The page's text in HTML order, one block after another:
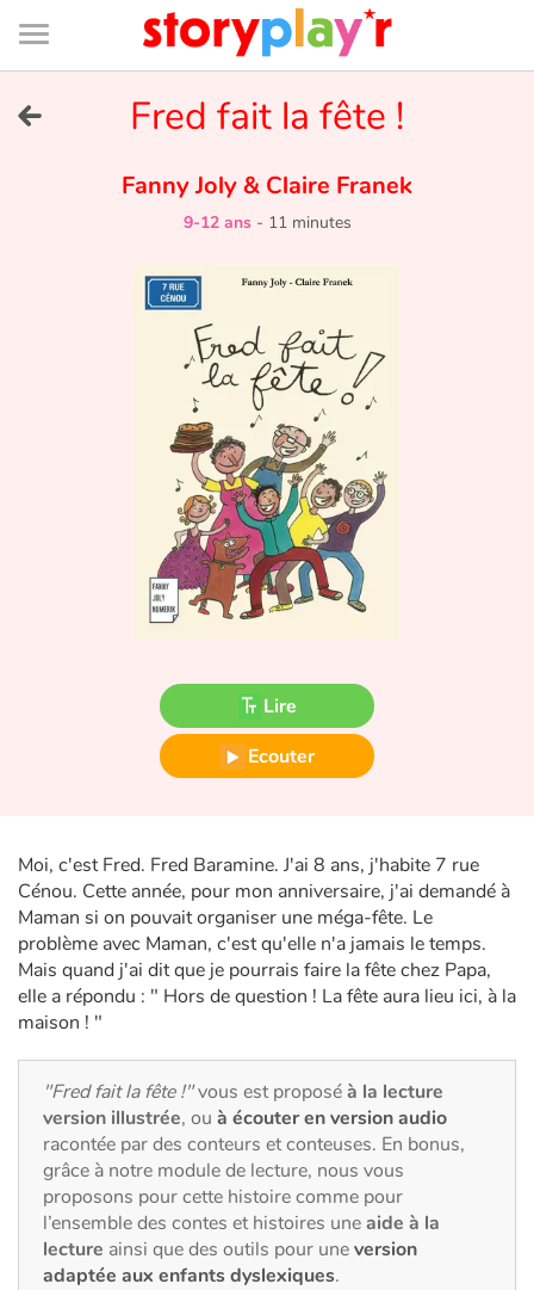
Connexion
Bibliothèque
de
page
Tester gratuitement
Bibliothèque
Contes d'ici et d'ailleurs
Fable, mythe, littérature et poésie
Princesses et princes, rois, reines et dragons
Écologie, nature, saisons
Voyage, épopée, enquête, aventure
Autour du monde
Apprentissage
Documentaires
En famille
Quotidien et loisirs
Fred fait la fête !
Fanny Joly& Claire Franek
9-12 ans- 11 minutes
Lire
Ecouter
Moi, c'est Fred. Fred Baramine. J'ai 8 ans, j'habite 7 rue
Cénou. Cette année, pour mon anniversaire, j'ai demandé à
Maman si on pouvait organiser une méga-fête. Le
problème avec Maman, c'est qu'elle n'a jamais le temps.
Mais quand j'ai dit que je pourrais faire la fête chez Papa,
elle a répondu : " Hors de question ! La fête aura lieu ici, à la
maison ! "
"Fred fait la fête !"vous est proposéà la lecture
version illustrée, ou à écouter en version audio
racontée par des conteurs et conteuses. En bonus,
grâce à notre module de lecture, nous vous
proposons pour cette histoire comme pour
l’ensemble des contes et histoires uneaide à la
lecture ainsi que des outils pour uneversion
adaptée aux enfants dyslexiques.